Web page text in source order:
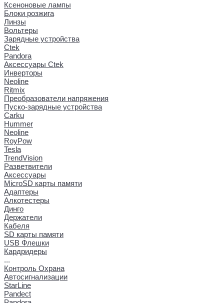
Ксеноновые лампы
Блоки розжига
Линзы
Вольтеры
Зарядные устройства
Ctek
Pandora
Аксессуары Ctek
Инверторы
Neoline
Ritmix
Преобразователи напряжения
Пуско-зарядные устройства
Carku
Hummer
Neoline
RoyPow
Tesla
TrendVision
Разветвители
Аксессуары
MicroSD карты памяти
Адаптеры
Алкотестеры
Динго
Держатели
Кабеля
SD карты памяти
USB Флешки
Кардридеры
...
Контроль Охрана
Автосигнализации
StarLine
Pandect